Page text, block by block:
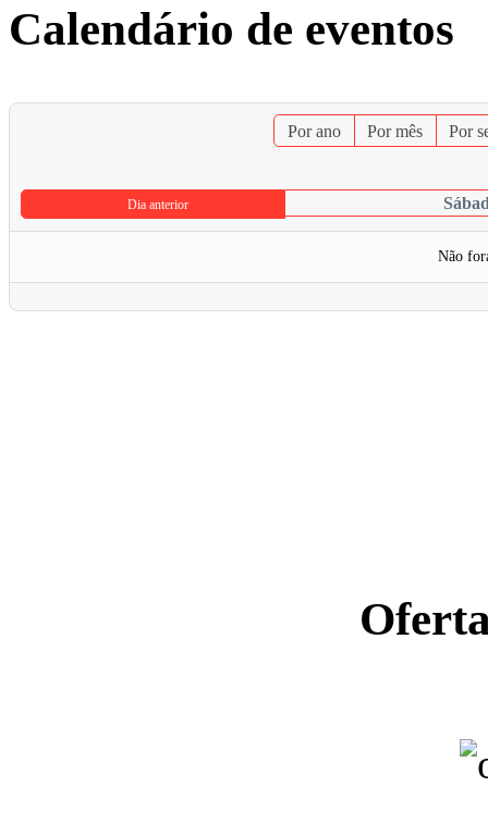
Calendário de eventos
Por ano Por mês Por
Dia anterior
Não